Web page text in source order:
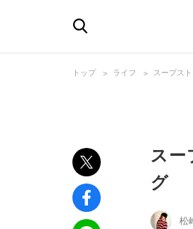
トップ ライフ スープス
スー
グ
松